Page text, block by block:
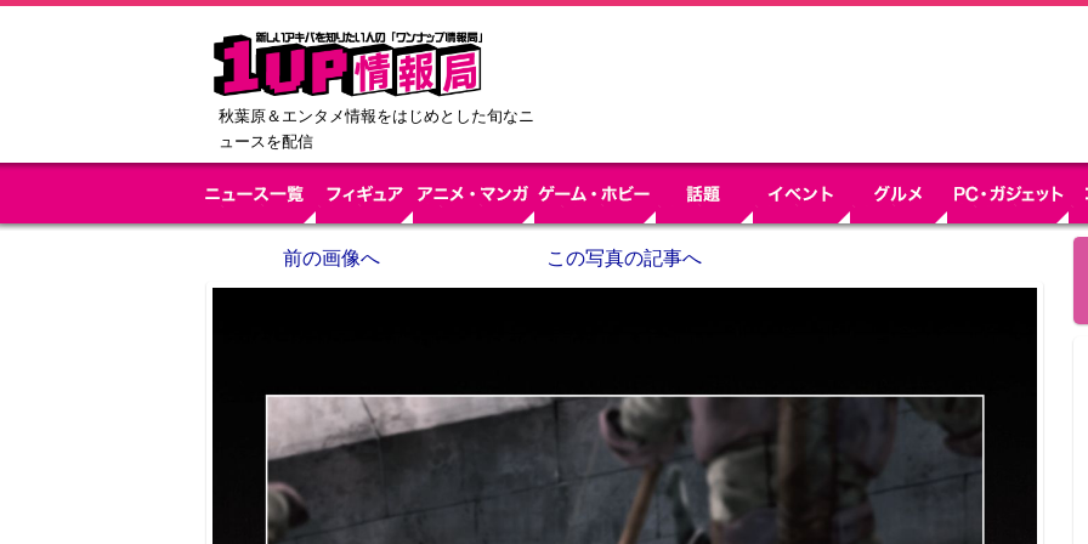
秋葉原＆エンタメ情報をはじめとした旬なニ
ュースを配信
前の画像へ この写真の記事へ